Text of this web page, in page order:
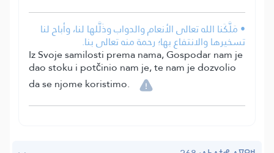
• مَلَّكَنا الله تعالى الأنعام والدواب وذَلَّلها لنا، وأباح لنا
تسخيرها والانتفاع بها؛ رحمة منه تعالى بنا.
Iz Svoje samilosti prema nama, Gospodar nam je
dao stoku i potčinio nam je, te nam je dozvolio
da se njome koristimo.